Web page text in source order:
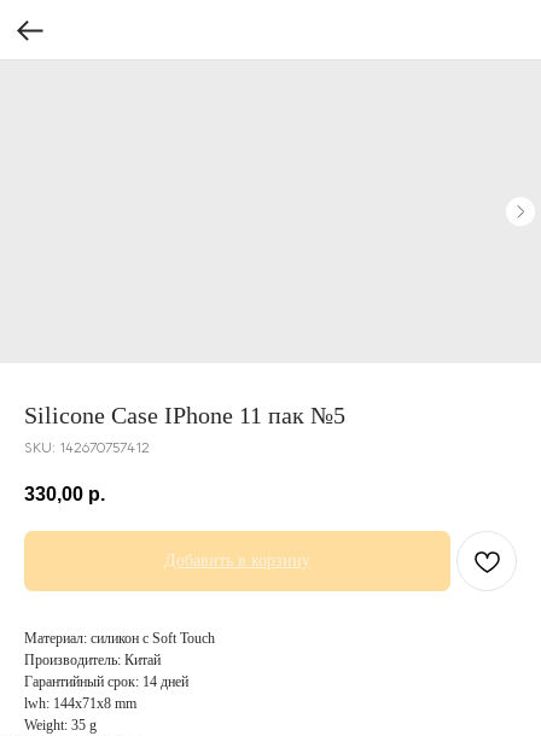
Silicone Case IPhone 11 пак №5
SKU: 142670757412
330,00 р.
Добавить в корзину
Материал: силикон с Soft Touch
Производитель: Китай
Гарантийный срок: 14 дней
lwh: 144x71x8 mm
Weight: 35 g